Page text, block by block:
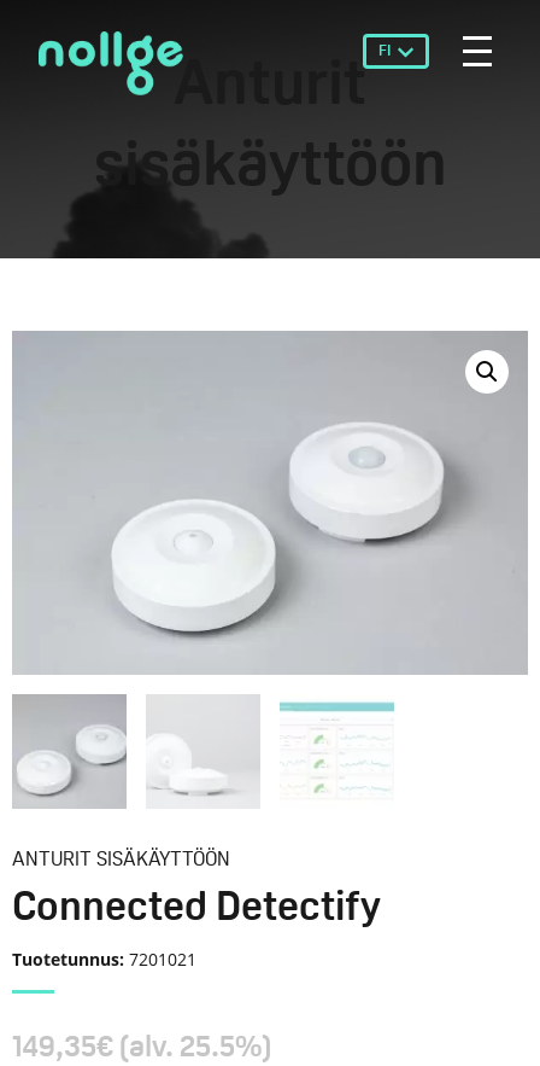
FI
Anturit
sisäkäyttöön
ANTURIT SISÄKÄYTTÖÖN
Connected Detectify
Tuotetunnus: 7201021
149,35€ (alv. 25.5%)